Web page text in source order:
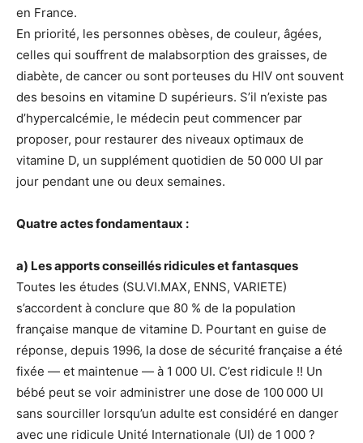
en France.
En priorité, les personnes obèses, de couleur, âgées,
celles qui souffrent de malabsorption des graisses, de
diabète, de cancer ou sont porteuses du HIV ont souvent
des besoins en vitamine D supérieurs. S’il n’existe pas
d’hypercalcémie, le médecin peut commencer par
proposer, pour restaurer des niveaux optimaux de
vitamine D, un supplément quotidien de 50 000 UI par
jour pendant une ou deux semaines.
Quatre actes fondamentaux :
a) Les apports conseillés ridicules et fantasques
Toutes les études (SU.VI.MAX, ENNS, VARIETE)
s’accordent à conclure que 80 % de la population
française manque de vitamine D. Pourtant en guise de
réponse, depuis 1996, la dose de sécurité française a été
fixée — et maintenue — à 1 000 UI. C’est ridicule !! Un
bébé peut se voir administrer une dose de 100 000 UI
sans sourciller lorsqu’un adulte est considéré en danger
avec une ridicule Unité Internationale (UI) de 1 000 ?